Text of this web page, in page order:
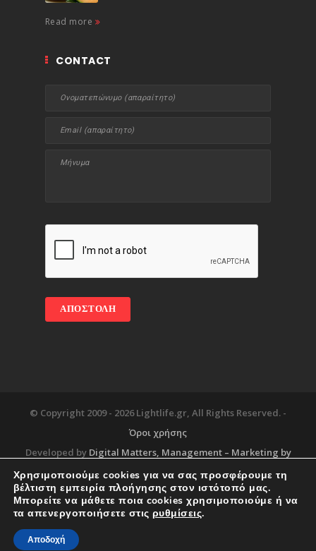
Read more
CONTACT
© Copyright 2009 - 2026 Lightlife.gr, All Rights Reserved. -
Όροι χρήσης
Developed by Digital Matters, Management – Marketing by
Blog About Services
Corporate Support
Χρησιμοποιούμε cookies για να σας προσφέρουμε τη
βέλτιστη εμπειρία πλοήγησης στον ιστότοπό μας.
Μπορείτε να μάθετε ποια cookies χρησιμοποιούμε ή να
τα απενεργοποιήσετε στις ρυθμίσεις.
Αποδοχή